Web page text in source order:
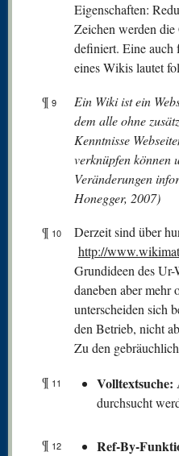
Eigenschaften:
Zeichen werden
definiert. Eine
eines Wikis lautet
¶ 9
Ein Wiki ist ein
dem alle ohne
Kenntnisse
verknüpfen können
Veränderungen
Honegger, 2007)
¶ 10
Derzeit sind über
http://
Grundideen des
daneben aber mehr
unterscheiden sich
den Betrieb, nicht
Zu den
¶ 11 Volltextsuche:
durchsucht
¶ 12 Ref-By-